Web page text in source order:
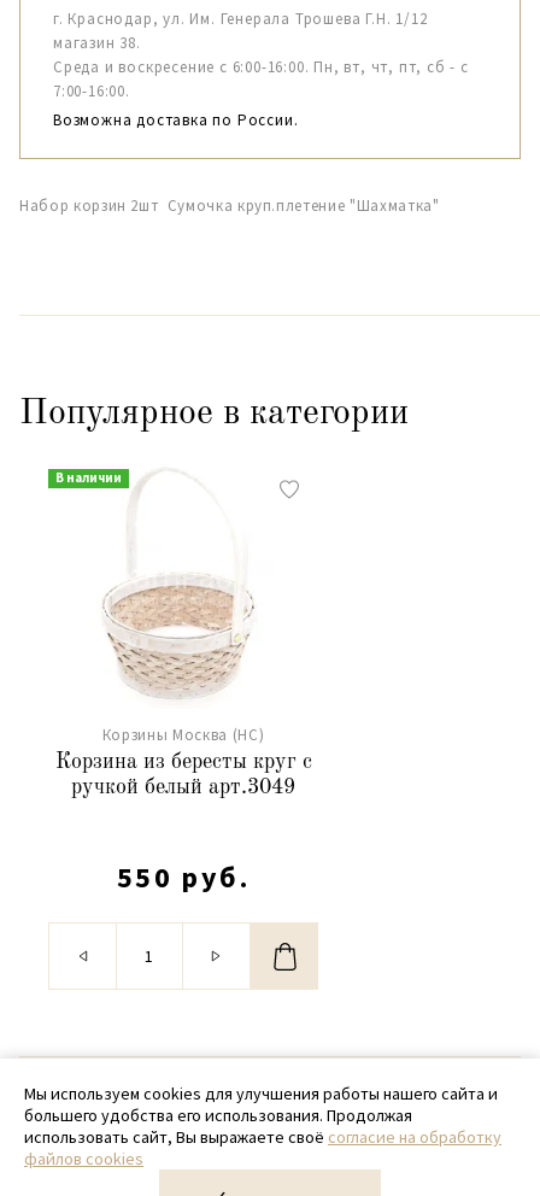
г. Краснодар, ул. Им. Генерала Трошева Г.Н. 1/12
магазин 38.
Среда и воскресение с 6:00-16:00. Пн, вт, чт, пт, сб - с
7:00-16:00.
Возможна доставка по России.
Набор корзин 2шт Сумочка круп.плетение "Шахматка"
Популярное в категории
В наличии
Корзины Москва (НС)
Корзина из бересты круг с
ручкой белый арт.3049
550 руб.
© 2020 - 2026 SamPack
+ 7 (918) 699-97-87
zakaz@sampack.store
Мы используем cookies для улучшения работы нашего сайта и
большего удобства его использования. Продолжая
использовать сайт, Вы выражаете своё согласие на обработку
файлов cookies